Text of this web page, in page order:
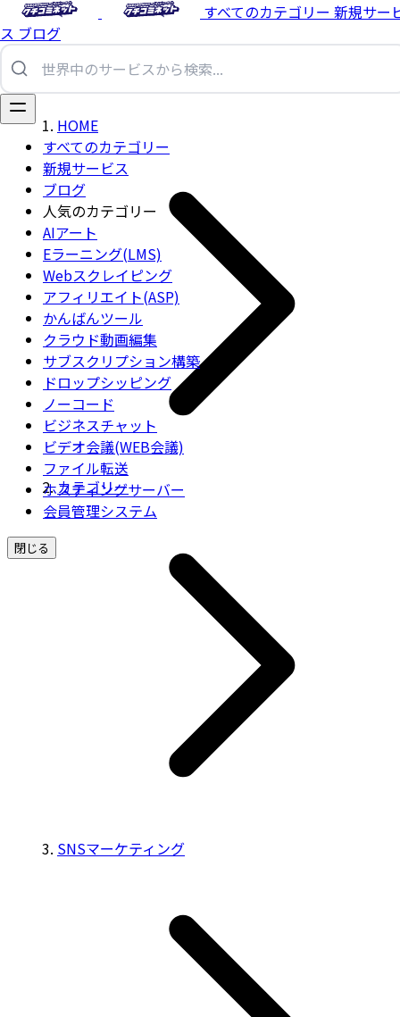
すべてのカテゴリー 新規サー
ス ブログ
すべてのカテゴリー
新規サービス
ブログ
人気のカテゴリー
AIアート
Eラーニング(LMS)
Webスクレイピング
アフィリエイト(ASP)
かんばんツール
クラウド動画編集
サブスクリプション構築
ドロップシッピング
ノーコード
ビジネスチャット
ビデオ会議(WEB会議)
ファイル転送
ホスティングサーバー
会員管理システム
閉じる
HOME
カテゴリー
SNSマーケティング